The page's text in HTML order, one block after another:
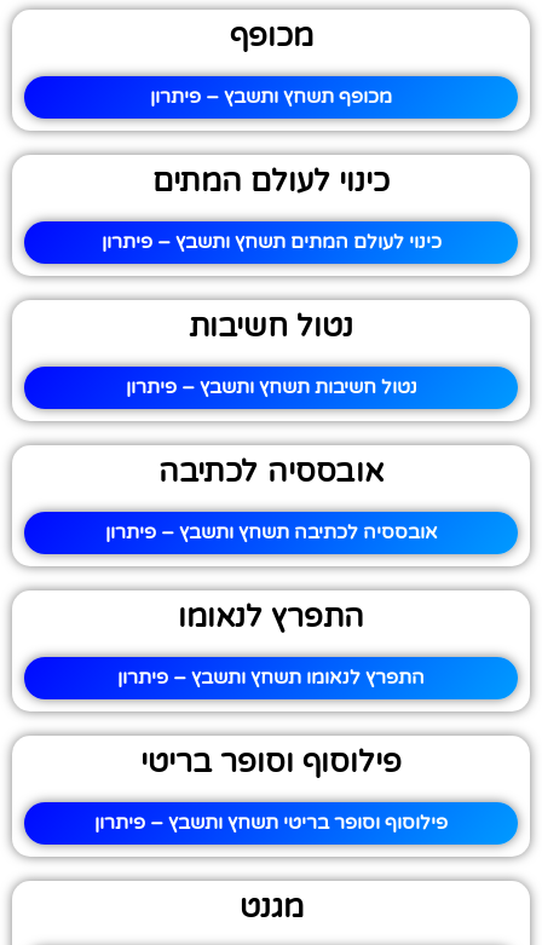
מכופף
מכופף תשחץ ותשבץ – פיתרון
כינוי לעולם המתים
כינוי לעולם המתים תשחץ ותשבץ – פיתרון
נטול חשיבות
נטול חשיבות תשחץ ותשבץ – פיתרון
אובססיה לכתיבה
אובססיה לכתיבה תשחץ ותשבץ – פיתרון
התפרץ לנאומו
התפרץ לנאומו תשחץ ותשבץ – פיתרון
פילוסוף וסופר בריטי
פילוסוף וסופר בריטי תשחץ ותשבץ – פיתרון
מגנט